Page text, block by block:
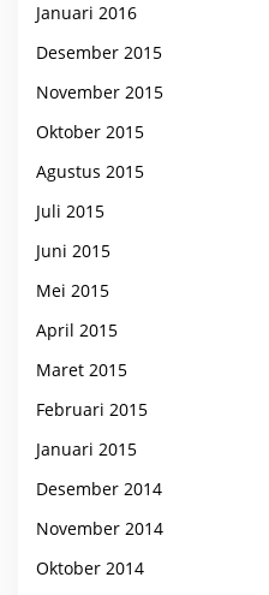
Januari 2016
Desember 2015
November 2015
Oktober 2015
Agustus 2015
Juli 2015
Juni 2015
Mei 2015
April 2015
Maret 2015
Februari 2015
Januari 2015
Desember 2014
November 2014
Oktober 2014